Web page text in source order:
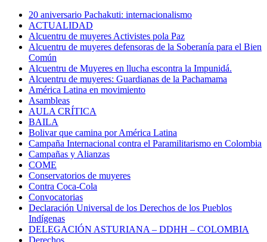
20 aniversario Pachakuti: internacionalismo
ACTUALIDAD
Alcuentru de muyeres Activistes pola Paz
Alcuentru de muyeres defensoras de la Soberanía para el Bien
Común
Alcuentru de Muyeres en llucha escontra la Impunidá.
Alcuentru de muyeres: Guardianas de la Pachamama
América Latina en movimiento
Asambleas
AULA CRÍTICA
BAILA
Bolivar que camina por América Latina
Campaña Internacional contra el Paramilitarismo en Colombia
Campañas y Alianzas
COME
Conservatorios de muyeres
Contra Coca-Cola
Convocatorias
Declaración Universal de los Derechos de los Pueblos
Indígenas
DELEGACIÓN ASTURIANA – DDHH – COLOMBIA
Derechos